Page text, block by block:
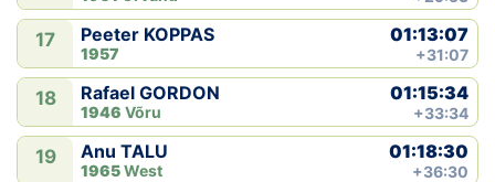
17 Peeter KOPPAS
1957
01:13:07
+31:07
18 Rafael GORDON
1946 Võru
01:15:34
+33:34
19 Anu TALU
1965West
01:18:30
+36:30